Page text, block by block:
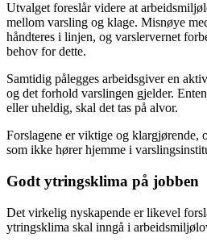
Utvalget foreslår videre at
mellom varsling og klage. Misnøye
håndteres i linjen, og varslervernet
behov for dette.
Samtidig pålegges arbeidsgiver en
og det forhold varslingen gjelder.
eller uheldig, skal det tas på alvor.
Forslagene er viktige og klargjørende,
som ikke hører hjemme i
Godt ytringsklima på jobben
Det virkelig nyskapende er likevel
ytringsklima skal inngå i